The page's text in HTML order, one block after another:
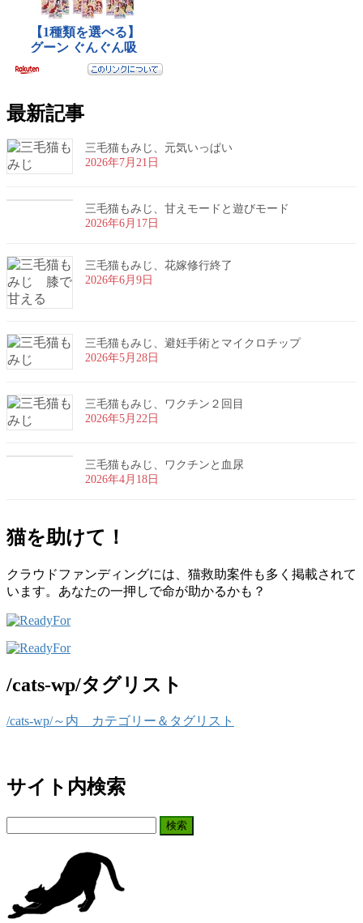
最新記事
三毛猫もみじ、元気いっぱい
2026年7月21日
三毛猫もみじ、甘えモードと遊びモード
2026年6月17日
三毛猫もみじ、花嫁修行終了
2026年6月9日
三毛猫もみじ、避妊手術とマイクロチップ
2026年5月28日
三毛猫もみじ、ワクチン２回目
2026年5月22日
三毛猫もみじ、ワクチンと血尿
2026年4月18日
猫を助けて！
クラウドファンディングには、猫救助案件も多く掲載されて
います。あなたの一押しで命が助かるかも？
/cats-wp/タグリスト
/cats-wp/～内 カテゴリー＆タグリスト
サイト内検索